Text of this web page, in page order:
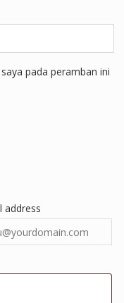
pada peramban ini
address